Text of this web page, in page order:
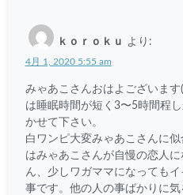
ｋｏｒｏｋｕ より:
4月 1, 2020 5:55 am
みゃあこさんおはよございま
は睡眠時間が短く3〜5時間程
かせて下さい。
白ワンピ大変みゃあこさんに
はみゃあこさんが自慢の恋人
ん、少しワガママになっても
事です。他の人の事ばかりに